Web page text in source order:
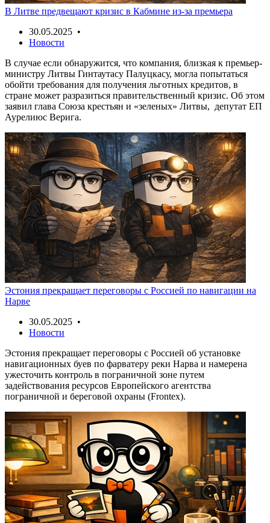
В Литве предвещают кризис в Кабмине из-за премьера
30.05.2025 •
Новости
В случае если обнаружится, что компания, близкая к премьер-
министру Литвы Гинтаутасу Палуцкасу, могла попытаться
обойти требования для получения льготных кредитов, в
стране может разразиться правительственный кризис. Об этом
заявил глава Союза крестьян и «зеленых» Литвы, депутат ЕП
Аурелиюс Верига.
Эстония прекращает переговоры с Россией по навигации на
Нарве
30.05.2025 •
Новости
Эстония прекращает переговоры с Россией об установке
навигационных буев по фарватеру реки Нарва и намерена
ужесточить контроль в пограничной зоне путем
задействования ресурсов Европейского агентства
пограничной и береговой охраны (Frontex).